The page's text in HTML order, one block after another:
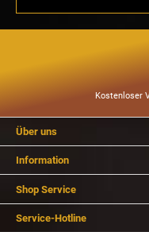
Kostenloser
Über uns
Information
Shop Service
Service-Hotline